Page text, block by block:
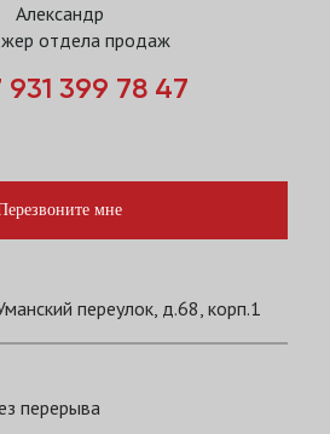
Александр
отдела продаж
931 399 78 47
мне
переулок, д.68, корп.1
перерыва